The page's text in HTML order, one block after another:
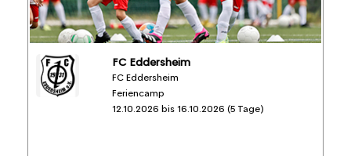
FC Eddersheim
FC Eddersheim
Feriencamp
12.10.2026 bis 16.10.2026 (5 Tage)